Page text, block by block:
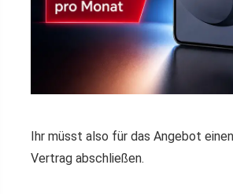
Ihr müsst also für das Angebot
Vertrag abschließen.